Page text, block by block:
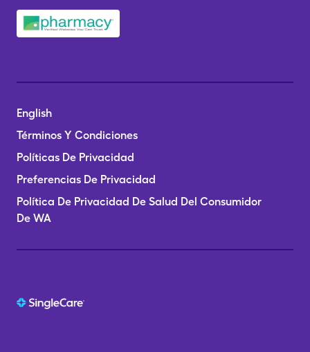
English
Términos Y Condiciones
Políticas De Privacidad
Preferencias De Privacidad
Política De Privacidad De Salud Del Consumidor
De WA